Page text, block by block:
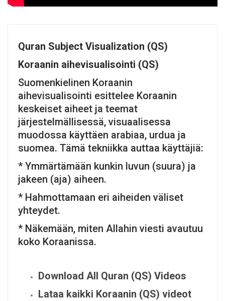
Quran Subject Visualization (QS)
Koraanin aihevisualisointi (QS)
Suomenkielinen Koraanin
aihevisualisointi esittelee Koraanin
keskeiset aiheet ja teemat
järjestelmällisessä, visuaalisessa
muodossa käyttäen arabiaa, urdua ja
suomea. Tämä tekniikka auttaa käyttäjiä:
* Ymmärtämään kunkin luvun (suura) ja
jakeen (aja) aiheen.
* Hahmottamaan eri aiheiden väliset
yhteydet.
* Näkemään, miten Allahin viesti avautuu
koko Koraanissa.
Download All Quran (QS) Videos
Lataa kaikki Koraanin (QS) videot